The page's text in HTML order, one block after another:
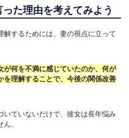
た理由を考えてみよう
解するためには、妻の視点に立って
が何を不満に感じていたのか、何が
を理解することで、今後の関係改善
いていないだけで、彼女は長年悩み
。